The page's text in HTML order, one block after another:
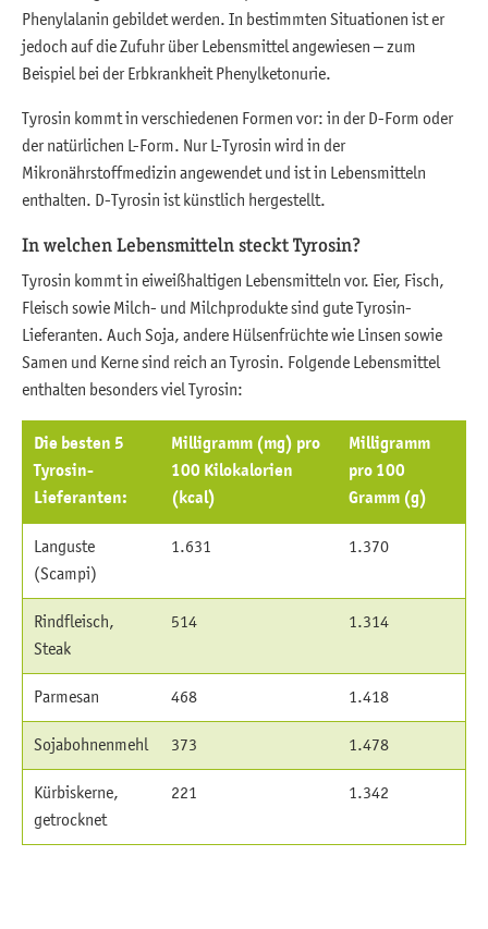
Phenylalanin gebildet werden. In bestimmten Situationen ist er
jedoch auf die Zufuhr über Lebensmittel angewiesen – zum
Beispiel bei der Erbkrankheit Phenylketonurie.
Tyrosin kommt in verschiedenen Formen vor: in der D-Form oder
der natürlichen L-Form. Nur L-Tyrosin wird in der
Mikronährstoffmedizin angewendet und ist in Lebensmitteln
enthalten. D-Tyrosin ist künstlich hergestellt.
In welchen Lebensmitteln steckt Tyrosin?
Tyrosin kommt in eiweißhaltigen Lebensmitteln vor. Eier, Fisch,
Fleisch sowie Milch- und Milchprodukte sind gute Tyrosin-
Lieferanten. Auch Soja, andere Hülsenfrüchte wie Linsen sowie
Samen und Kerne sind reich an Tyrosin. Folgende Lebensmittel
enthalten besonders viel Tyrosin:
Die besten 5
Tyrosin-
Lieferanten:
Milligramm (mg) pro
100 Kilokalorien
(kcal)
Milligramm
pro 100
Gramm (g)
Languste
(Scampi)
1.631 1.370
Rindfleisch,
Steak
514 1.314
Parmesan 468 1.418
Sojabohnenmehl 373 1.478
Kürbiskerne,
getrocknet
221 1.342